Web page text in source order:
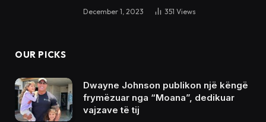
December 1, 2023 351 Views
OUR PICKS
Dwayne Johnson publikon një këngë
frymëzuar nga “Moana”, dedikuar
vajzave të tij